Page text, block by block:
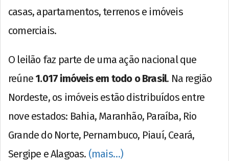
casas, apartamentos, terrenos e imóveis
comerciais.
O leilão faz parte de uma ação nacional que
reúne 1.017 imóveis em todo o Brasil. Na região
Nordeste, os imóveis estão distribuídos entre
nove estados: Bahia, Maranhão, Paraíba, Rio
Grande do Norte, Pernambuco, Piauí, Ceará,
Sergipe e Alagoas. (mais…)